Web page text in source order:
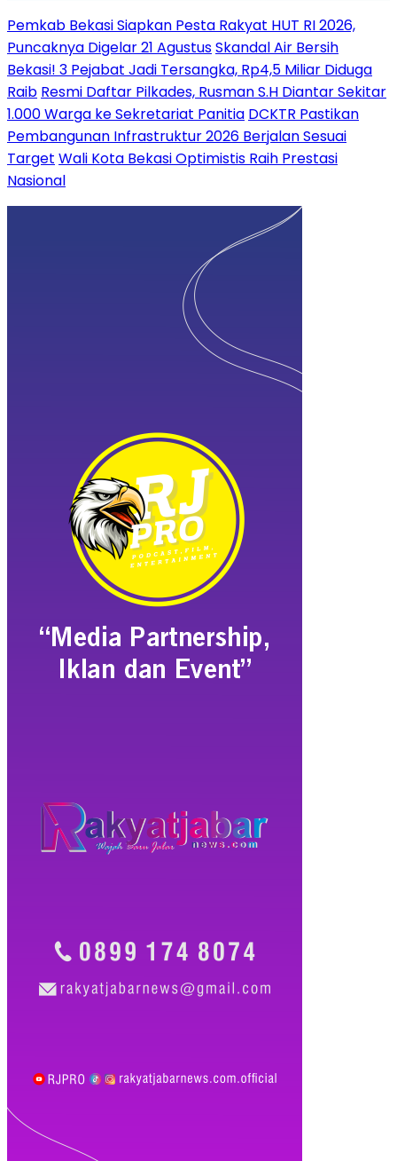
Pemkab Bekasi Siapkan Pesta Rakyat HUT RI 2026,
Puncaknya Digelar 21 AgustusSkandal Air Bersih
Bekasi! 3 Pejabat Jadi Tersangka, Rp4,5 Miliar Diduga
Raib Resmi Daftar Pilkades, Rusman S.H Diantar Sekitar
1.000 Warga ke Sekretariat Panitia DCKTR Pastikan
Pembangunan Infrastruktur 2026 Berjalan Sesuai
Target Wali Kota Bekasi Optimistis Raih Prestasi
Nasional